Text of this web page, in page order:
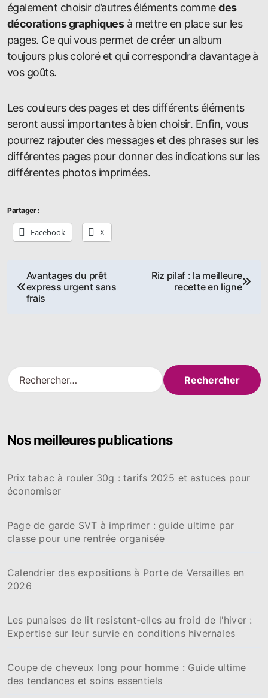
également choisir d’autres éléments commedes
décorations graphiquesà mettre en place sur les
pages. Ce qui vous permet de créer un album
toujours plus coloré et qui correspondra davantage à
vos goûts.
Les couleurs des pages et des différents éléments
seront aussi importantes à bien choisir. Enfin, vous
pourrez rajouter des messages et des phrases sur les
différentes pages pour donner des indications sur les
différentes photos imprimées.
Partager :
Facebook X
Navigation
de
Avantages du prêt
express urgent sans
frais
Riz pilaf : la meilleure
recette en ligne
R
e
r
e
r
Nos meilleures publications
Prix tabac à rouler 30g : tarifs 2025 et astuces pour
économiser
Page de garde SVT à imprimer : guide ultime par
classe pour une rentrée organisée
Calendrier des expositions à Porte de Versailles en
2026
Les punaises de lit resistent-elles au froid de l'hiver :
Expertise sur leur survie en conditions hivernales
Coupe de cheveux long pour homme : Guide ultime
des tendances et soins essentiels